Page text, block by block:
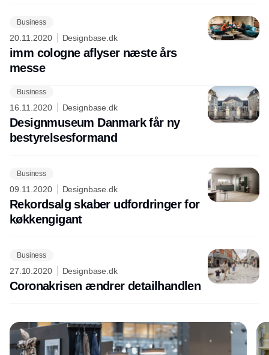
Business
20.11.2020 Designbase.dk
imm cologne aflyser næste års
messe
Business
16.11.2020 Designbase.dk
Designmuseum Danmark får ny
bestyrelsesformand
Business
09.11.2020 Designbase.dk
Rekordsalg skaber udfordringer for
køkkengigant
Business
27.10.2020 Designbase.dk
Coronakrisen ændrer detailhandlen